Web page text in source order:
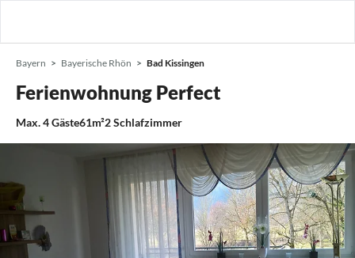
Bayern Bayerische Rhön Bad Kissingen
Ferienwohnung Perfect
Max.4Gäste61m²2Schlafzimmer